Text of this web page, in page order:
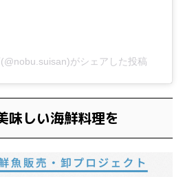
がシェアした投稿
味しい海鮮料理を